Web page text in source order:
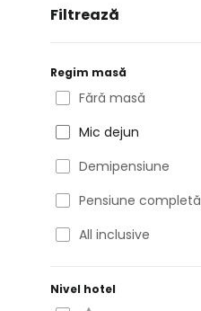
Filtrează
Regim masă
Fără masă
Mic dejun
Demipensiune
Pensiune completă
All inclusive
Nivel hotel